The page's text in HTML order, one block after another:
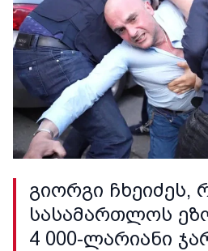
გიორგი ჩხეიძეს,
სასამართლოს
4 000-ლარიანი